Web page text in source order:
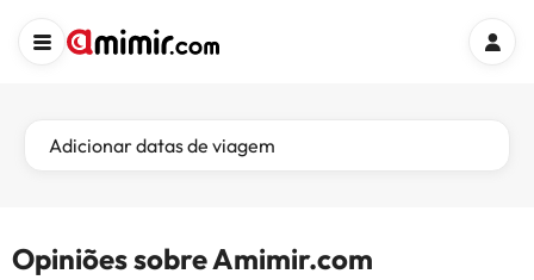
Adicionar datas de viagem
Opiniões sobre Amimir.com